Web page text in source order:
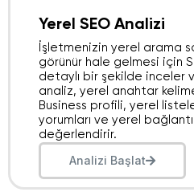
Yerel SEO Analizi
İşletmenizin yerel arama
görünür hale gelmesi için
detaylı bir şekilde inceler
analiz, yerel anahtar
Business profili, yerel
yorumları ve yerel
değerlendirir.
Analizi Başlat